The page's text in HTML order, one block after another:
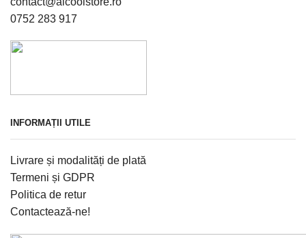
0752 283 917
INFORMAȚII UTILE
Livrare și modalități de plată
Termeni și GDPR
Politica de retur
Contactează-ne!